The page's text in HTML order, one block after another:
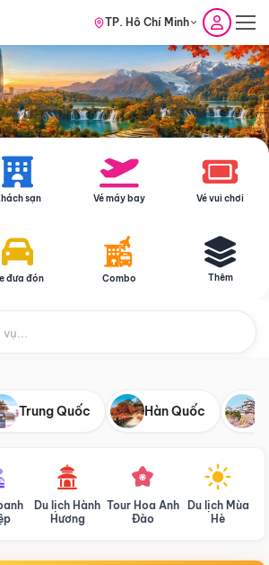
TP. Hồ Chí Minh
sạn Vé máy bay Vé vui chơi
đưa đón Combo Thêm
Trung Quốc Hàn Quốc
Du lịch Hành
Hương
Tour Hoa Anh
Đào
Du lịch Mùa
Hè